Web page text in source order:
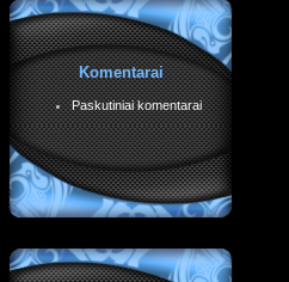
Komentarai
Paskutiniai komentarai